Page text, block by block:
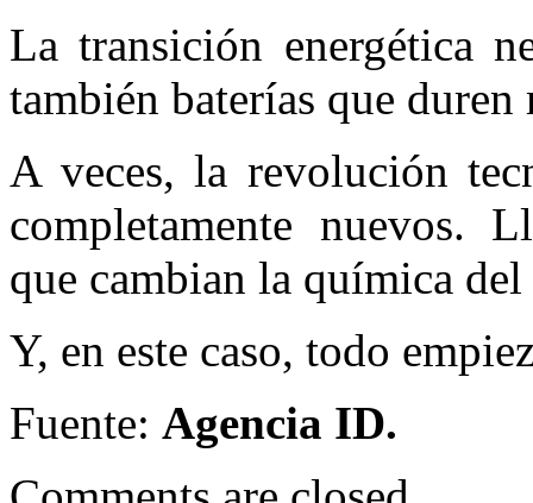
La transición energética
también baterías que duren
A veces, la revolución
completamente nuevos.
que cambian la química del
Y, en este caso, todo
Fuente: Agencia ID.